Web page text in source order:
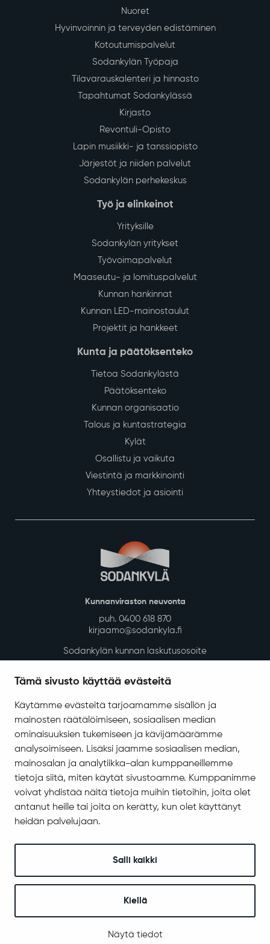
Tämä sivusto käyttää evästeitä
Käytämme evästeitä tarjoamamme sisällön ja
mainosten räätälöimiseen, sosiaalisen median
ominaisuuksien tukemiseen ja kävijämäärämme
analysoimiseen. Lisäksi jaamme sosiaalisen median,
mainosalan ja analytiikka-alan kumppaneillemme
tietoja siitä, miten käytät sivustoamme. Kumppanimme
voivat yhdistää näitä tietoja muihin tietoihin, joita olet
antanut heille tai joita on kerätty, kun olet käyttänyt
heidän palvelujaan.
Salli kaikki
Kiellä
Näytä tiedot
Nuoret
Hyvinvoinnin ja terveyden edistäminen
Kotoutumispalvelut
Sodankylän Työpaja
Tilavarauskalenteri ja hinnasto
Tapahtumat Sodankylässä
Kirjasto
Revontuli-Opisto
Lapin musiikki- ja tanssiopisto
Järjestöt ja niiden palvelut
Sodankylän perhekeskus
Työ ja elinkeinot
Yrityksille
Sodankylän yritykset
Työvoimapalvelut
Maaseutu- ja lomituspalvelut
Kunnan hankinnat
Kunnan LED-mainostaulut
Projektit ja hankkeet
Kunta ja päätöksenteko
Tietoa Sodankylästä
Päätöksenteko
Kunnan organisaatio
Talous ja kuntastrategia
Kylät
Osallistu ja vaikuta
Viestintä ja markkinointi
Yhteystiedot ja asiointi
Kunnanviraston neuvonta
puh. 0400 618 870
kirjaamo@sodankyla.fi
Sodankylän kunnan laskutusosoite
Asiakirjajulkisuuskuvaus
Evästeiden hallinta
Yhteystiedot
Jäämerentie 1, 99601 Sodankylä
Kaikki yhteystiedot
Henkilökunnan intranet
Seuraa meitä